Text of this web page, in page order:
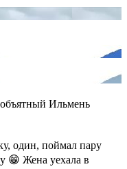
Ильмень
один, поймал пару
😁 Жена уехала в